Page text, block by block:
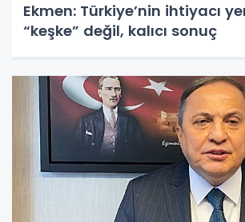
Ekmen: Türkiye’nin ihtiyacı
“keşke” değil, kalıcı sonuç